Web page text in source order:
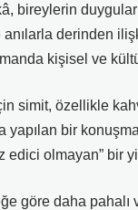
bireylerin
anılarla derinden
kişisel ve
simit, özellikle
yapılan bir
edici olmayan” bir
göre daha pahalı